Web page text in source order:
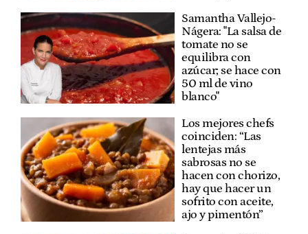
Samantha Vallejo-
Nágera: "La salsa de
tomate no se
equilibra con
azúcar; se hace con
50 ml de vino
blanco"
Los mejores chefs
coinciden: “Las
lentejas más
sabrosas no se
hacen con chorizo,
hay que hacer un
sofrito con aceite,
ajo y pimentón”